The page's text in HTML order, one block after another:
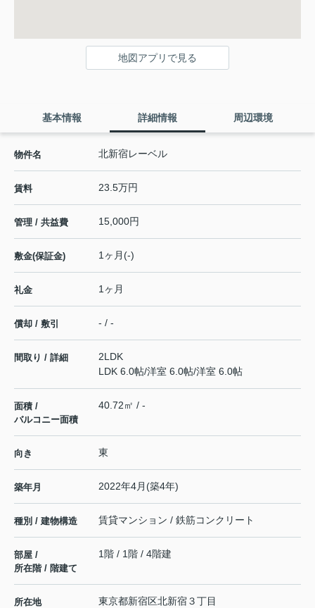
地図アプリで見る
基本情報 詳細情報 周辺環境
物件名 北新宿レーベル
賃料 23.5万円
管理 / 共益費 15,000円
敷金(保証金) 1ヶ月(-)
礼金 1ヶ月
償却 / 敷引 - / -
間取り / 詳細
2LDK
LDK 6.0帖/洋室 6.0帖/洋室 6.0帖
面積 /
バルコニー面積
40.72㎡ / -
向き 東
築年月 2022年4月(築4年)
種別 / 建物構造 賃貸マンション / 鉄筋コンクリート
部屋 /
所在階 / 階建て
1階 / 1階 / 4階建
所在地 東京都新宿区北新宿３丁目